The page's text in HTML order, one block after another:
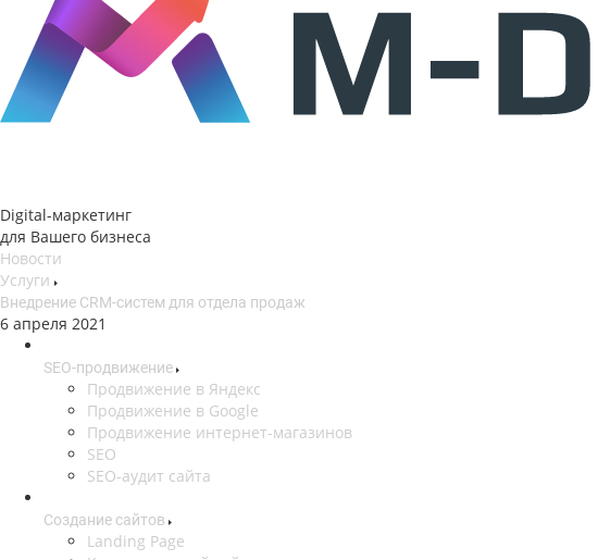
Digital-маркетинг
для Вашего бизнеса
Новости
Услуги
Внедрение CRM-систем для отдела продаж
6 апреля 2021
SEO-продвижение
Продвижение в Яндекс
Продвижение в Google
Продвижение интернет-магазинов
SEO
SEO-аудит сайта
Создание сайтов
Landing Page